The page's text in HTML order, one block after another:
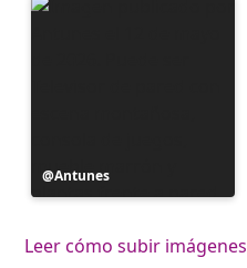
Publicación
realizada
Antunes
Leer cómo subir imágenes